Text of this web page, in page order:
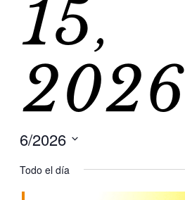
15,
2026
6/2026
la
Todo el día